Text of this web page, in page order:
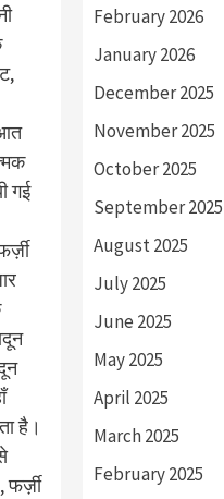
गई
है।
February 2026
January 2026
December 2025
November 2025
October 2025
September 2025
August 2025
July 2025
June 2025
May 2025
April 2025
March 2025
February 2025